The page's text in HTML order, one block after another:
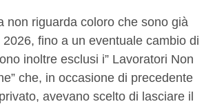
non riguarda coloro che sono già
2026, fino a un eventuale cambio di
inoltre esclusi i” Lavoratori Non
che, in occasione di precedente
avevano scelto di lasciare il